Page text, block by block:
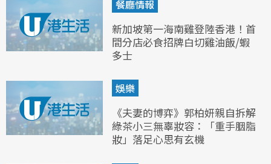
餐廳情報
新加坡第一海南雞登陸香港！首
間分店必食招牌白切雞油飯/蝦
多士
娛樂
《夫妻的博弈》郭柏妍親自拆解
綠茶小三無辜妝容：「重手胭脂
妝」落足心思有玄機